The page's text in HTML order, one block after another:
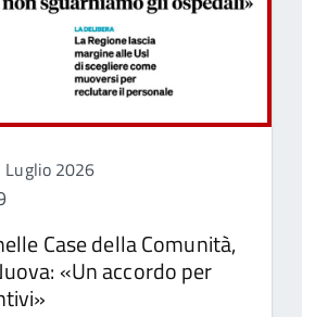
Luglio 2026
Case della Comunità,
«Un accordo per